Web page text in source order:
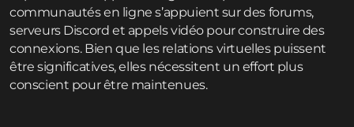
communautés en ligne s’appuient sur des forums,
serveurs Discord et appels vidéo pour construire des
connexions. Bien que les relations virtuelles puissent
être significatives, elles nécessitent un effort plus
conscient pour être maintenues.